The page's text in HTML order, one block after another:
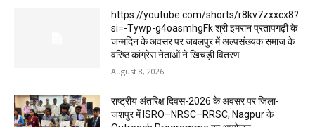
https://youtube.com/shorts/r8kv7zxxcx8?
si=-Tywp-g4oasmhgFk श्री इमरान प्रतापगढ़ी के
जन्मदिन के अवसर पर जबलपुर में अल्पसंख्यक समाज के
वरिष्ठ कांग्रेस नेताओं ने खिचड़ी वितरण...
August 8, 2026
राष्ट्रीय अंतरिक्ष दिवस-2026 के अवसर पर जिला-
जशपुर में ISRO–NRSC–RRSC, Nagpur के